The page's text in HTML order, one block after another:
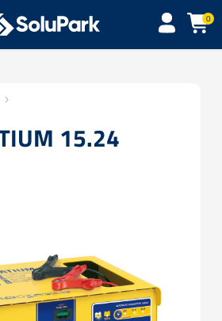
0
15.24